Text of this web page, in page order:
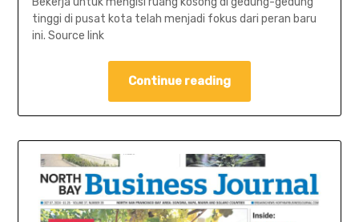
tinggi di pusat kota telah menjadi fokus dari peran baru
ini. Source link
Continue reading